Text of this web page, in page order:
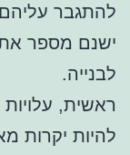
להתגבר
ישנם מספר
לבנייה.
ראשית,
להיות יקרות